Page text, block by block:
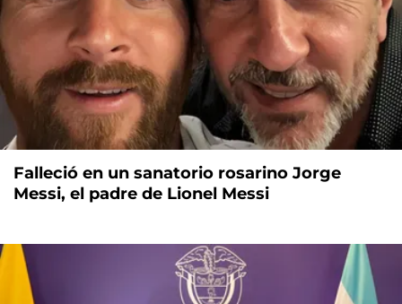
Falleció en un sanatorio rosarino Jorge
Messi, el padre de Lionel Messi